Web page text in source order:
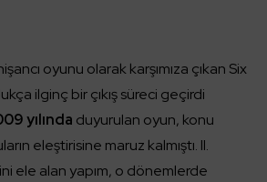
oyunu olarak karşımıza çıkan Six
ilginç bir çıkış süreci geçirdi
yılında duyurulan oyun, konu
eleştirisine maruz kalmıştı. II.
ele alan yapım, o dönemlerde